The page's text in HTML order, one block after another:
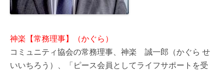
神楽【常務理事】（かぐら）
コミュニティ協会の常務理事、神楽 誠一郎（かぐら せ
いいちろう）、「ピース会員としてライフサポートを受